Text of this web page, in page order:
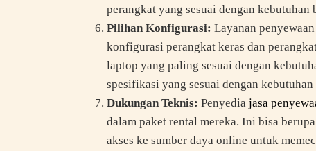
perangkat yang sesuai dengan kebutuhan
Pilihan Konfigurasi: Layanan
konfigurasi perangkat keras dan
laptop yang paling sesuai dengan
spesifikasi yang sesuai dengan
Dukungan Teknis: Penyedia jasa
dalam paket rental mereka. Ini bisa
akses ke sumber daya online untuk